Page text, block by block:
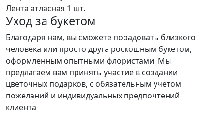
Лента атласная 1 шт.
Уход за букетом
Благодаря нам, вы сможете порадовать близкого
человека или просто друга роскошным букетом,
оформленным опытными флористами. Мы
предлагаем вам принять участие в создании
цветочных подарков, с обязательным учетом
пожеланий и индивидуальных предпочтений
клиента